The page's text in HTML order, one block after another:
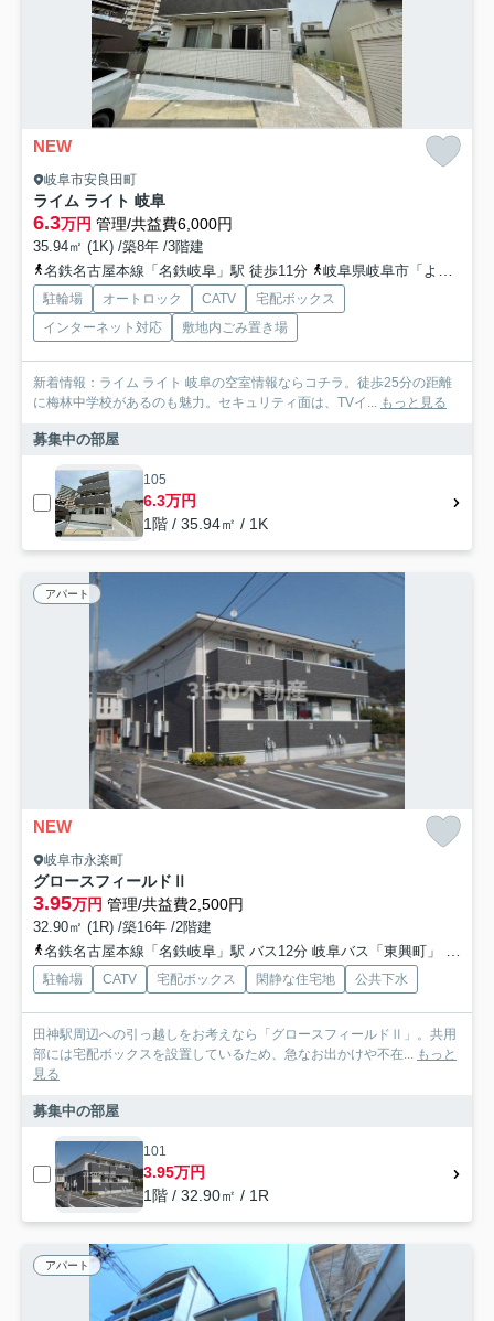
NEW
岐阜市安良田町
ライム ライト 岐阜
6.3万円 管理/共益費6,000円
35.94㎡ (1K) /築8年 /3階建
名鉄名古屋本線「名鉄岐阜」駅 徒歩11分
岐阜県岐阜市「よしだファミリークリニック」バス停下車 徒歩4分
駐輪場 オートロック CATV
宅配ボックス
インターネット対応
敷地内ごみ置き場
新着情報：ライム ライト 岐阜の空室情報ならコチラ。徒歩25分の距離
に梅林中学校があるのも魅力。セキュリティ面は、TVイ... もっと見る
募集中の部屋
105
6.3万円
1階 / 35.94㎡ / 1K
アパート
NEW
岐阜市永楽町
グロースフィールドⅡ
3.95万円 管理/共益費2,500円
32.90㎡ (1R) /築16年 /2階建
名鉄名古屋本線「名鉄岐阜」駅 バス12分 岐阜バス「東興町」 停歩6分
駐輪場 CATV 宅配ボックス 閑静な住宅地 公共下水
田神駅周辺への引っ越しをお考えなら「グロースフィールドⅡ」。共用
部には宅配ボックスを設置しているため、急なお出かけや不在... もっと
見る
募集中の部屋
101
3.95万円
1階 / 32.90㎡ / 1R
アパート